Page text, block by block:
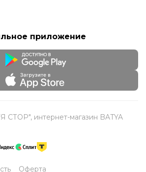
приложение
интернет-магазин BATYA
Оферта